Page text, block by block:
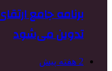
برنامه جامع
تدوین می‌شود
2 هفته پیش